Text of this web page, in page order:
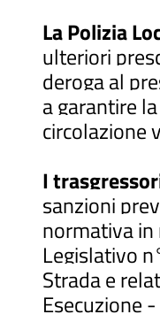
La Polizia
ulteriori
deroga al
a garantire
circolazione
I
sanzioni
normativa in
Legislativo
Strada e
Esecuzione